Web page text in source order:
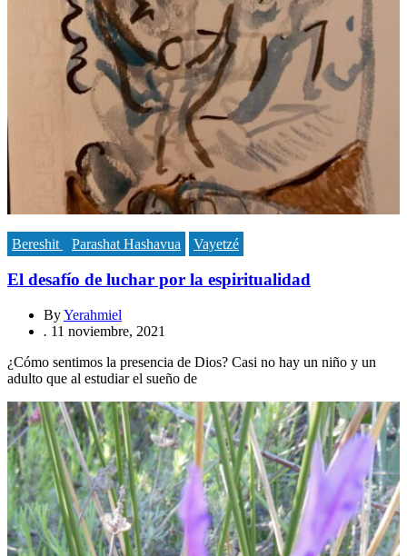
Bereshit Parashat Hashavua Vayetzé
El desafío de luchar por la espiritualidad
ByYerahmiel
. 11 noviembre, 2021
¿Cómo sentimos la presencia de Dios? Casi no hay un niño y un
adulto que al estudiar el sueño de